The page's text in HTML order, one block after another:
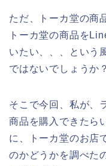
ただ、トーカ堂の商
トーカ堂の商品を
いたい、、、という
ではないでしょうか？
そこで今回、私が、
商品を購入できたら
に、トーカ堂のお店
のかどうかを調べた